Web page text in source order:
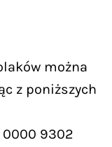
można
z poniższych
0000 9302